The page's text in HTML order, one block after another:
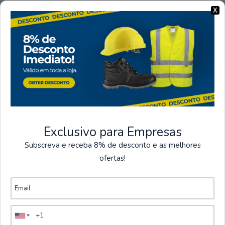
A445RERXL|Portwest
Gant en PVC | Portwest
€3,30 HT
VOIR LES OPTIONS
VOIR LES OPTIONS
|GIONNY WINGS
Gants de soudage FIRE 307R en cuir de
vachette, 34 cm | GIONNY WINGS
X
Exclusivo para Empresas
Subscreva e receba 8% de desconto e as melhores
ofertas!